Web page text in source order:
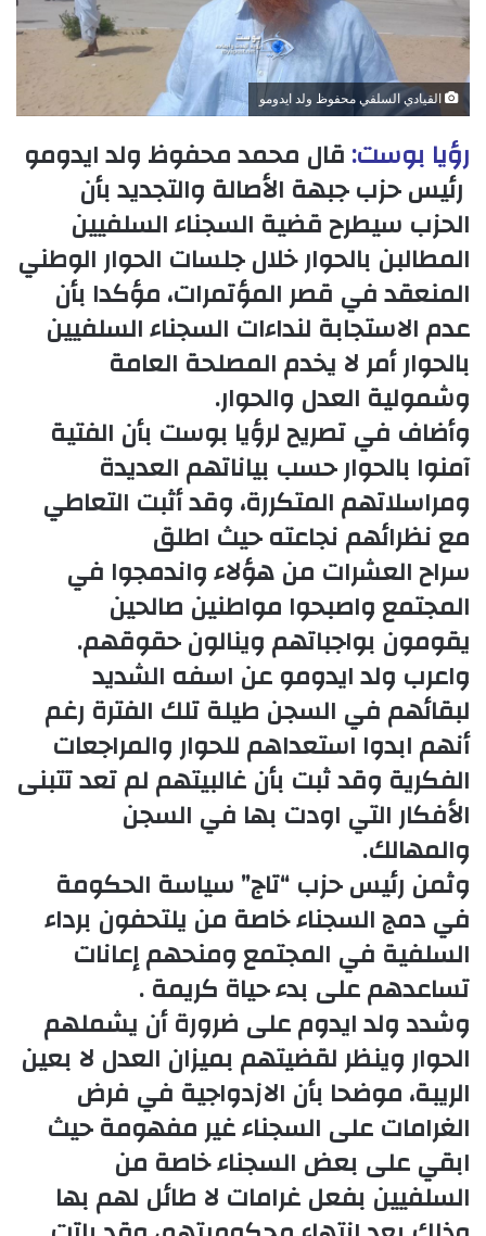
القيادي السلفي محفوظ ولد ايدومو
رؤيا بوست:قال محمد محفوظ ولد ايدومو
رئيس حزب جبهة الأصالة والتجديد بأن
الحزب سيطرح قضية السجناء السلفيين
المطالبن بالحوار خلال جلسات الحوار الوطني
المنعقد في قصر المؤتمرات، مؤكدا بأن
عدم الاستجابة لنداءات السجناء السلفيين
بالحوار أمر لا يخدم المصلحة العامة
وشمولية العدل والحوار.
وأضاف في تصريح لرؤيا بوست بأن الفتية
آمنوا بالحوار حسب بياناتهم العديدة
ومراسلاتهم المتكررة، وقد أثبت التعاطي
مع نظرائهم نجاعته حيث اطلق
سراح العشرات من هؤلاء واندمجوا في
المجتمع واصبحوا مواطنين صالحين
يقومون بواجباتهم وينالون حقوقهم.
واعرب ولد ايدومو عن اسفه الشديد
لبقائهم في السجن طيلة تلك الفترة رغم
أنهم ابدوا استعداهم للحوار والمراجعات
الفكرية وقد ثبت بأن غالبيتهم لم تعد تتبنى
الأفكار التي اودت بها في السجن
والمهالك.
وثمن رئيس حزب “تاج” سياسة الحكومة
في دمج السجناء خاصة من يلتحفون برداء
السلفية في المجتمع ومنحهم إعانات
تساعدهم على بدء حياة كريمة .
وشدد ولد ايدوم على ضرورة أن يشملهم
الحوار وينظر لقضيتهم بميزان العدل لا بعين
الريبة، موضحا بأن الازدواجية في فرض
الغرامات على السجناء غير مفهومة حيث
ابقي على بعض السجناء خاصة من
السلفيين بفعل غرامات لا طائل لهم بها